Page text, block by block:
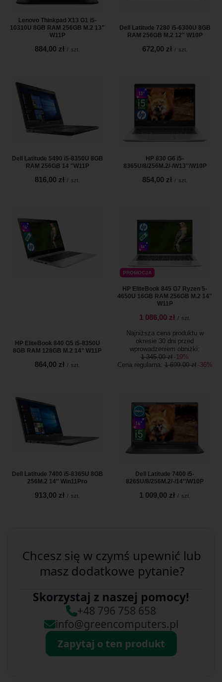
Lenovo Thinkpad X13 G1 i5-
10310U 8GB RAM 256GB M.2 13"
W11P
884,00 zł / szt.
Dell Latitude 7280 i5-6300U 8GB
RAM 256GB M.2 12" W10P
672,00 zł / szt.
Dell Latitude 5490 i5-8350U 8GB
RAM 256GB 14 "W11P
816,00 zł / szt.
HP 830 G6 i5-
8365U/8/256M.2/-/W13''/W10P
854,00 zł / szt.
HP EliteBook 840 G5 i5-8350U
8GB RAM 128GB M.2 14" W11P
864,00 zł / szt.
PROMOCJA
HP EliteBook 845 G7 Ryzen 5-
4650U 16GB RAM 256GB M.2 14"
W11P
1 086,00 zł / szt.
Najniższa cena produktu w
okresie 30 dni przed
wprowadzeniem obniżki:
1 345,00 zł -19%
Cena regularna: 1 699,00 zł -36%
Dell Latitude 7400 i5-8365U 8GB
256M.2 14'' Win11Pro
913,00 zł / szt.
Dell Latitude 7400 i5-
8265U/8/256M.2/-/14''/W10P
1 009,00 zł / szt.
Chcesz się w czymś upewnić lub
masz dodatkowe pytanie?
Skorzystaj z naszej pomocy!
+48 796 758 658
info@greencomputers.pl
Zapytaj o ten produkt